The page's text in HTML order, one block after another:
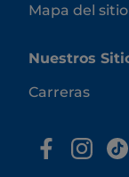
Mapa del sitio
Nuestros
Carreras